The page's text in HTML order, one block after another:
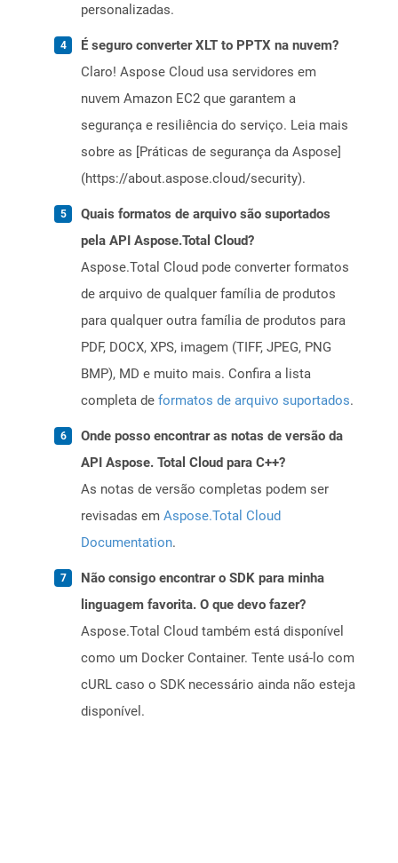
personalizadas.
É seguro converter XLT to PPTX na nuvem?
Claro! Aspose Cloud usa servidores em
nuvem Amazon EC2 que garantem a
segurança e resiliência do serviço. Leia mais
sobre as [Práticas de segurança da Aspose]
(https://about.aspose.cloud/security).
Quais formatos de arquivo são suportados
pela API Aspose.Total Cloud?
Aspose.Total Cloud pode converter formatos
de arquivo de qualquer família de produtos
para qualquer outra família de produtos para
PDF, DOCX, XPS, imagem (TIFF, JPEG, PNG
BMP), MD e muito mais. Confira a lista
completa de formatos de arquivo suportados.
Onde posso encontrar as notas de versão da
API Aspose. Total Cloud para C++?
As notas de versão completas podem ser
revisadas em Aspose.Total Cloud
Documentation.
Não consigo encontrar o SDK para minha
linguagem favorita. O que devo fazer?
Aspose.Total Cloud também está disponível
como um Docker Container. Tente usá-lo com
cURL caso o SDK necessário ainda não esteja
disponível.